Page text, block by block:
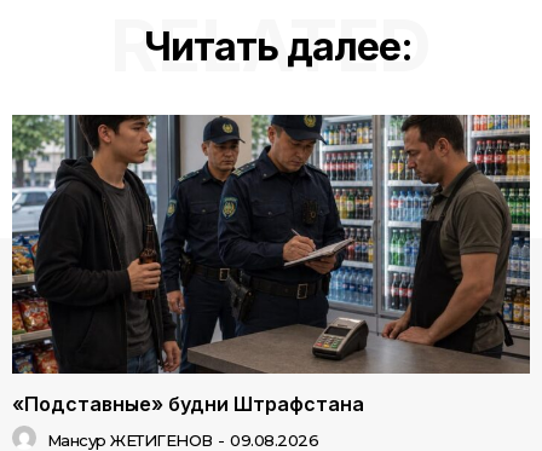
Читать далее:
RELATED
«Подставные» будни Штрафстана
Мансур ЖЕТИГЕНОВ - 09.08.2026